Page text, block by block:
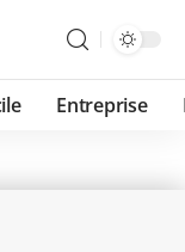
Entreprise